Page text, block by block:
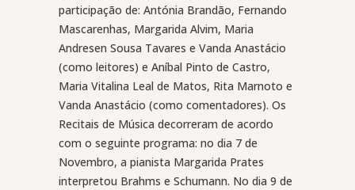
participação de: Antónia Brandão, Fernando
Mascarenhas, Margarida Alvim, Maria
Andresen Sousa Tavares e Vanda Anastácio
(como leitores) e Aníbal Pinto de Castro,
Maria Vitalina Leal de Matos, Rita Marnoto e
Vanda Anastácio (como comentadores). Os
Recitais de Música decorreram de acordo
com o seguinte programa: no dia 7 de
Novembro, a pianista Margarida Prates
interpretou Brahms e Schumann. No dia 9 de